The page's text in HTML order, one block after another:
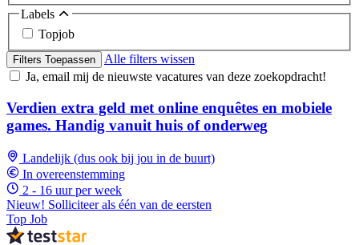
Labels
Topjob
Filters Toepassen
Alle filters wissen
Ja, email mij de nieuwste vacatures van deze zoekopdracht!
Verdien extra geld met online enquêtes en mobiele
games. Handig vanuit huis of onderweg
Landelijk (dus ook bij jou in de buurt)
In overeenstemming
2 - 16 uur per week
Nieuw! Solliciteer als één van de eersten
Top Job